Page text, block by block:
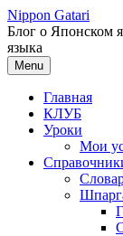
Перейти
к
содержимому
Nippon Gatari
Блог о Японском
языка
Menu
Главная
КЛУБ
Уроки
Мои